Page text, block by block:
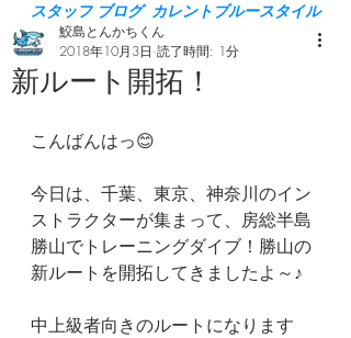
スタッフ ブログ カレントブルースタイル
新ルート開拓！
鮫島とんかちくん
2018年10月3日 読了時間: 1分
こんばんはっ😊
今日は、千葉、東京、神奈川のイン
ストラクターが集まって、房総半島
勝山でトレーニングダイブ！勝山の
新ルートを開拓してきましたよ～♪
中上級者向きのルートになります